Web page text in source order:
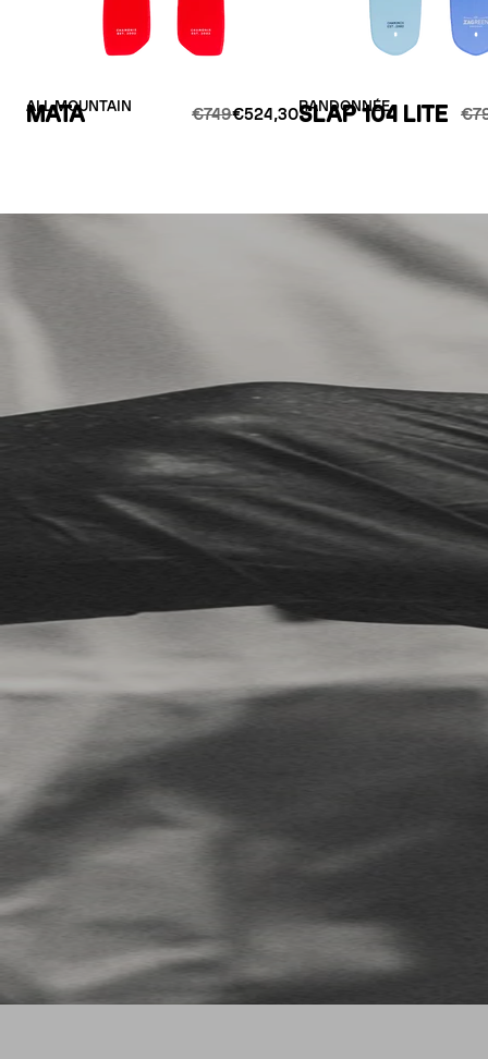
ALL MOUNTAIN
MATA €749€524,30RANDONNÉE
SLAP 104 LITE